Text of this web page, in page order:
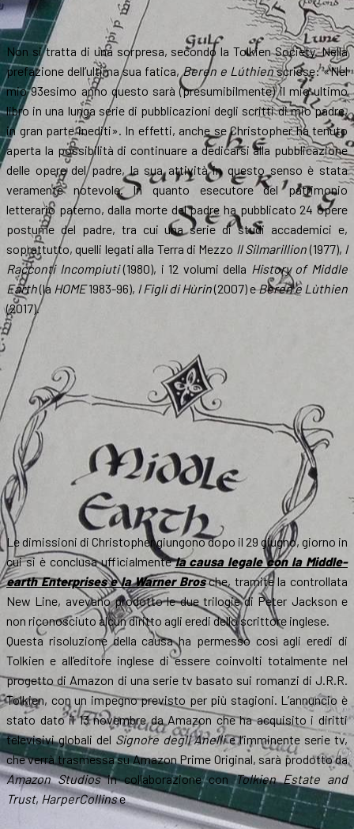
Non si tratta di una sorpresa, secondo la Tolkien Society. Nella
prefazione dell’ultima sua fatica,Beren e Lúthienscrisse: «Nel
mio 93esimo anno questo sarà (presumibilmente) il mio ultimo
libro in una lunga serie di pubblicazioni degli scritti di mio padre,
in gran parte inediti». In effetti, anche se Christopher ha tenuto
aperta la possibilità di continuare a dedicarsi alla pubblicazione
delle opere del padre, la sua attività in questo senso è stata
veramente notevole. In quanto esecutore del patrimonio
letterario paterno, dalla morte del padre ha pubblicato 24 opere
postume del padre, tra cui una serie di studi accademici e,
soprattutto, quelli legati alla Terra di Mezzo Il Silmarillion(1977), I
Racconti Incompiuti(1980), i 12 volumi della History of Middle
Earth(la HOME1983-96), I Figli di Hùrin(2007) eBeren e Lùthien
(2017).
Le dimissioni di Christopher giungono dopo il 29 giugno, giorno in
cui si è conclusa ufficialmentela causa legale con la Middle-
earth Enterprises e la Warner Brosche, tramite la controllata
New Line, avevano prodotto le due trilogie di Peter Jackson e
non riconosciuto alcun diritto agli eredi dello scrittore inglese.
Questa risoluzione della causa ha permesso così agli eredi di
Tolkien e all’editore inglese di essere coinvolti totalmente nel
progetto di Amazon di una serie tv basato sui romanzi di J.R.R.
Tolkien, con un impegno previsto per più stagioni. L’annuncio è
stato dato il 13 novembre da Amazon che ha acquisito i diritti
televisivi globali del Signore degli Anellie l’imminente serie tv,
che verrà trasmessa su Amazon Prime Original, sarà prodotto da
Amazon Studiosin collaborazione conTolkien Estate and
Trust, HarperCollinse